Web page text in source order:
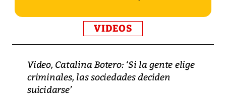
VIDEOS
Video, Catalina Botero: ‘Si la gente elige
criminales, las sociedades deciden
suicidarse’